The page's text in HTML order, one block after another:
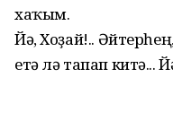
хаҡым.
Йә, Хоҙай!..
етә лә тапап китә...